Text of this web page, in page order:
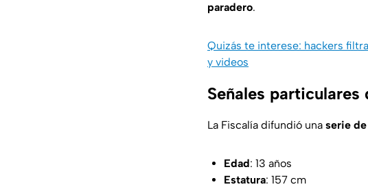
paradero.
Quizás te interese: hackers
y videos
Señales
La Fiscalía difundió una serie
Edad: 13 años
Estatura: 157 cm